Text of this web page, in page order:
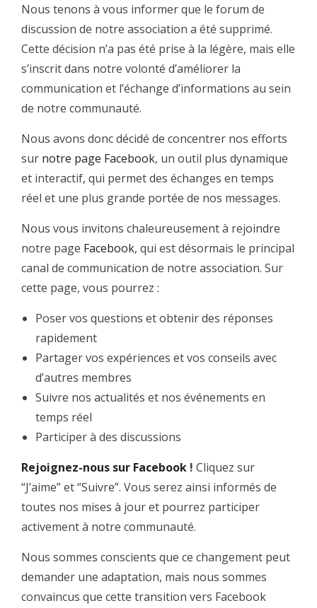
Nous tenons à vous informer que le forum de
discussion de notre association a été supprimé.
Cette décision n’a pas été prise à la légère, mais elle
s’inscrit dans notre volonté d’améliorer la
communication et l’échange d’informations au sein
de notre communauté.
Nous avons donc décidé de concentrer nos efforts
sur notre page Facebook, un outil plus dynamique
et interactif, qui permet des échanges en temps
réel et une plus grande portée de nos messages.
Nous vous invitons chaleureusement à rejoindre
notre page Facebook, qui est désormais le principal
canal de communication de notre association. Sur
cette page, vous pourrez :
Poser vos questions et obtenir des réponses
rapidement
Partager vos expériences et vos conseils avec
d’autres membres
Suivre nos actualités et nos événements en
temps réel
Participer à des discussions
Rejoignez-nous sur Facebook ! Cliquez sur
“J’aime” et “Suivre”. Vous serez ainsi informés de
toutes nos mises à jour et pourrez participer
activement à notre communauté.
Nous sommes conscients que ce changement peut
demander une adaptation, mais nous sommes
convaincus que cette transition vers Facebook